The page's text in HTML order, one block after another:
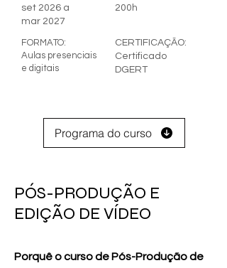
set 2026 a
mar 2027
FORMATO:
Aulas presenciais
e digitais
200h
CERTIFICAÇÃO:
Certificado
DGERT
Programa do curso
PÓS-PRODUÇÃO E
EDIÇÃO DE VÍDEO
Porquê o curso de Pós-Produção de